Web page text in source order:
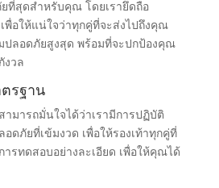
ที่สุดสำหรับคุณ โดยเรายึดถือ
พื่อให้แน่ใจว่าทุกคู่ที่จะส่งไปถึงคุณ
ลอดภัยสูงสุด พร้อมที่จะปกป้องคุณ
งวล
รฐาน
มารถมั่นใจได้ว่าเรามีการปฏิบัติ
ดภัยที่เข้มงวด เพื่อให้รองเท้าทุกคู่ที่
รทดสอบอย่างละเอียด เพื่อให้คุณได้